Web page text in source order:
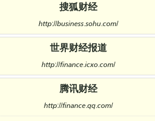
搜狐财经
http://business.sohu.com/
世界财经报道
http://finance.icxo.com/
腾讯财经
http://finance.qq.com/